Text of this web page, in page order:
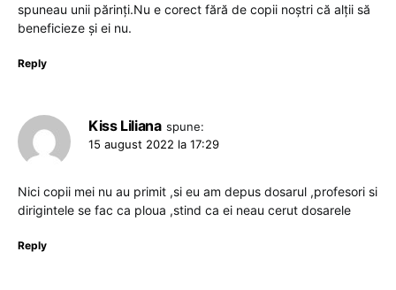
spuneau unii părinți.Nu e corect fără de copii noștri că alții să
beneficieze și ei nu.
Reply
Kiss Liliana spune:
15 august 2022 la 17:29
Nici copii mei nu au primit ,si eu am depus dosarul ,profesori si
dirigintele se fac ca ploua ,stind ca ei neau cerut dosarele
Reply